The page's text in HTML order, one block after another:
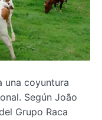
una coyuntura
Según João
Grupo Raca